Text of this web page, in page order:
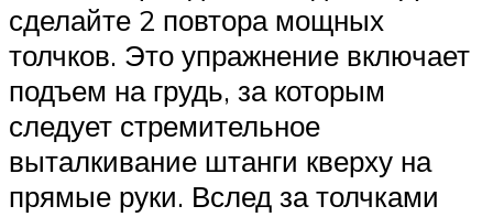
сделайте 2 повтора мощных
толчков. Это упражнение включает
подъем на грудь, за которым
следует стремительное
выталкивание штанги кверху на
прямые руки. Вслед за толчками